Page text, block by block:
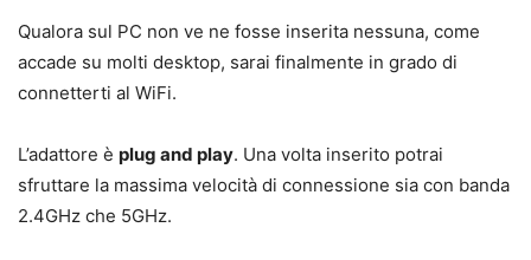
Qualora sul PC non ve ne fosse inserita nessuna, come
accade su molti desktop, sarai finalmente in grado di
connetterti al WiFi.
L’adattore è plug and play. Una volta inserito potrai
sfruttare la massima velocità di connessione sia con banda
2.4GHz che 5GHz.